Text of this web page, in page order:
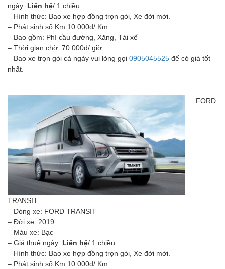
ngày: Liên hệ/ 1 chiều
– Hình thức: Bao xe hợp đồng trọn gói, Xe đời mới.
– Phát sinh số Km 10.000đ/ Km
– Bao gồm: Phí cầu đường, Xăng, Tài xế
– Thời gian chờ: 70.000đ/ giờ
– Bao xe trọn gói cả ngày vui lòng gọi 0905045525 để có giá tốt
nhất.
FORD
TRANSIT
– Dòng xe: FORD TRANSIT
– Đời xe: 2019
– Màu xe: Bạc
– Giá thuê ngày: Liên hệ/ 1 chiều
– Hình thức: Bao xe hợp đồng trọn gói, Xe đời mới.
– Phát sinh số Km 10.000đ/ Km